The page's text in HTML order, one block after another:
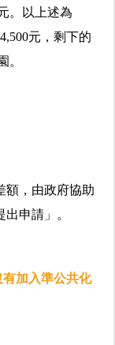
。以上述為
元，剩下的
。
額，由政府協助
申請」。
加入準公共化